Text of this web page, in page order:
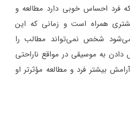
فرد احساس خوبی دارد مطالعه و
همراه است و زمانی که این
می‌شود شخص نمی‌تواند مطالب را
به موسیقی در مواقع ناراحتی
بیشتر فرد و مطالعه مؤثرتر او